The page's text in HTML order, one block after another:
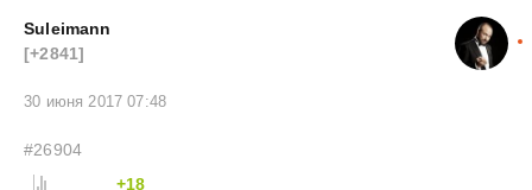
Suleimann
[+2841]
30 июня 2017 07:48
#26904
+18